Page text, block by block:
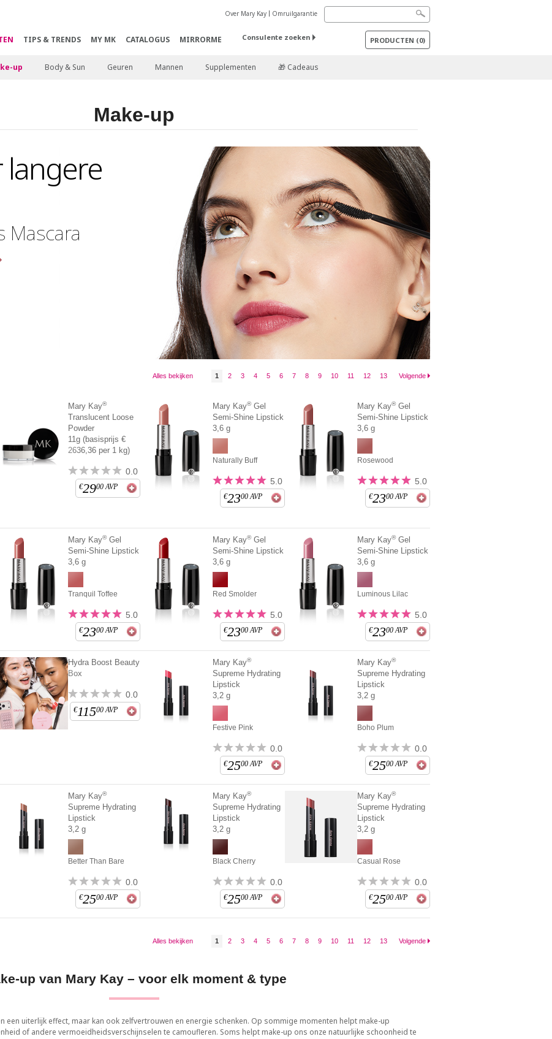
TIPS & TRENDS MY MK CATALOGUS MIRRORME
Over Mary Kay Omruilgarantie
Consulente zoeken PRODUCTEN (0)
up Body & Sun Geuren Mannen Supplementen 🎁 Cadeaus
Make-up
Mascara
Alles bekijken 1 2 3 4 5 6 7 8 9 10 11 12 13 Volgende
Mary Kay®
Translucent Loose
Powder
11g (basisprijs €
2636,36 per 1 kg)
0.0
€2900 AVP
Mary Kay®Gel
Semi-Shine Lipstick
3,6 g
Naturally Buff
5.0
€2300 AVP
Mary Kay®Gel
Semi-Shine Lipstick
3,6 g
Rosewood
5.0
€2300 AVP
Mary Kay®Gel
Semi-Shine Lipstick
3,6 g
Tranquil Toffee
5.0
€2300 AVP
Mary Kay®Gel
Semi-Shine Lipstick
3,6 g
Red Smolder
5.0
€2300 AVP
Mary Kay®Gel
Semi-Shine Lipstick
3,6 g
Luminous Lilac
5.0
€2300 AVP
Hydra Boost Beauty
Box
0.0
€11500 AVP
Mary Kay®
Supreme Hydrating
Lipstick
3,2 g
Festive Pink
0.0
€2500 AVP
Mary Kay®
Supreme Hydrating
Lipstick
3,2 g
Boho Plum
0.0
€2500 AVP
Mary Kay®
Supreme Hydrating
Lipstick
3,2 g
Better Than Bare
0.0
€2500 AVP
Mary Kay®
Supreme Hydrating
Lipstick
3,2 g
Black Cherry
0.0
€2500 AVP
Mary Kay®
Supreme Hydrating
Lipstick
3,2 g
Casual Rose
0.0
€2500 AVP
Alles bekijken 1 2 3 4 5 6 7 8 9 10 11 12 13 Volgende
up van Mary Kay – voor elk moment & type
een uiterlijk effect, maar kan ook zelfvertrouwen en energie schenken. Op sommige momenten helpt make-up
of andere vermoeidheidsverschijnselen te camoufleren. Soms helpt make-up ons onze natuurlijke schoonheid te